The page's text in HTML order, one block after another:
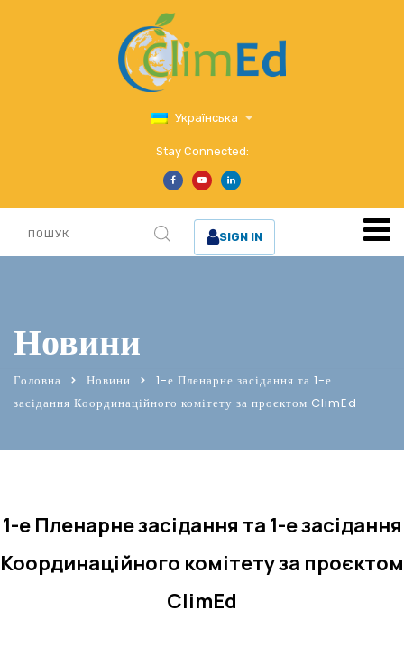
Українська
Stay Connected:
SIGN IN
Новини
Головна Новини
1-е Пленарне засідання та 1-е
засідання Координаційного комітету за проєктом ClimEd
1-е Пленарне засідання та 1-е засідання
Координаційного комітету за проєктом
ClimEd